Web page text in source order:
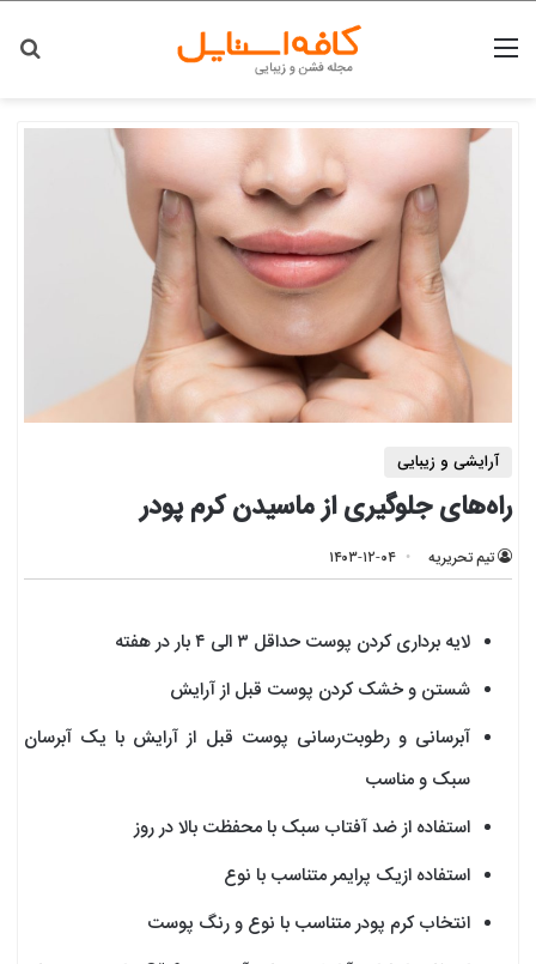
منو
آرایشی و زیبایی
راه‌های جلوگیری از ماسیدن کرم پودر
تیم تحریریه ۱۴۰۳-۱۲-۰۴
لایه برداری کردن پوست حداقل ۳ الی ۴ بار در هفته
شستن و خشک کردن پوست قبل از آرایش
آبرسانی و رطوبت‌رسانی پوست قبل از آرایش با یک آبرسان
سبک و مناسب
استفاده از ضد آفتاب سبک با محفظت بالا در روز
استفاده ازیک پرایمر متناسب با نوع
انتخاب کرم پودر متناسب با نوع و رنگ پوست